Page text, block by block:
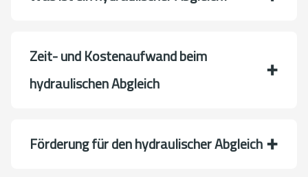
Zeit- und Kostenaufwand beim
hydraulischen Abgleich
Förderung für den hydraulischer Abgleich